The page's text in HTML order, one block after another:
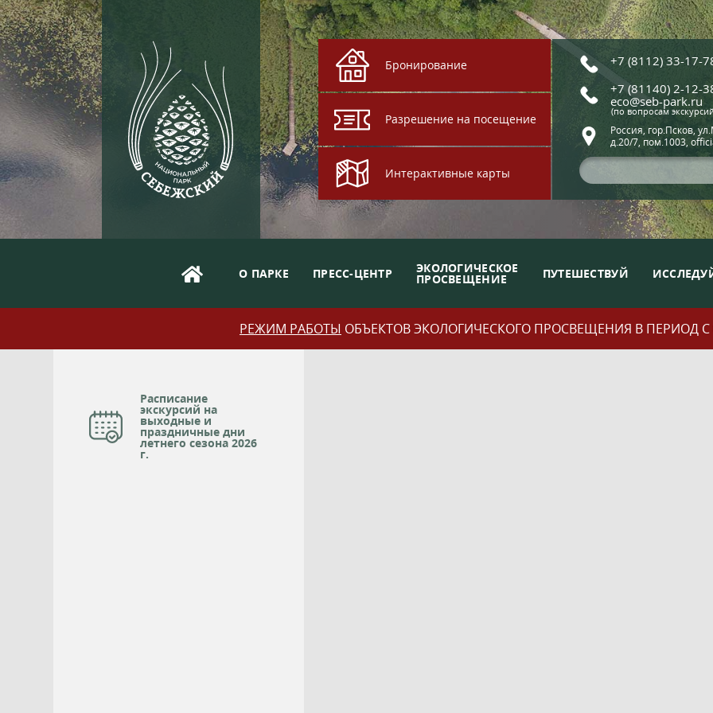
Бронирование
Разрешение на посещение
Интерактивные карты
+7 (8112) 33-17-
+7 (81140) 2-12-
eco@seb-park.ru
(по вопросам
Россия, гор.Псков,
д.20/7, пом.1003,
О ПАРКЕ ПРЕСС-ЦЕНТР ЭКОЛОГИЧЕСКОЕ
ПРОСВЕЩЕНИЕ ПУТЕШЕСТВУЙ
РЕЖИМ РАБОТЫ ОБЪЕКТОВ ЭКОЛОГИЧЕСКОГО ПРОСВЕЩЕНИЯ В ПЕРИОД С
Расписание
экскурсий на
выходные и
праздничные дни
летнего сезона 2026
г.